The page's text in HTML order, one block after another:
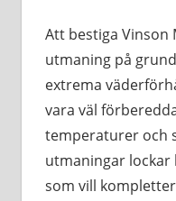
Att bestiga Vinson
utmaning på
extrema
vara väl
temperaturer och
utmaningar
som vill